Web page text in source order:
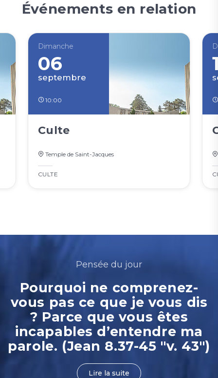
Événements en relation
Dimanche
06
septembre
10:00
Culte
Temple de Saint-Jacques
CULTE
Pensée du jour
Pourquoi ne comprenez-
vous pas ce que je vous dis
? Parce que vous êtes
incapables d’entendre ma
parole. (Jean 8.37-45 "v. 43")
Lire la suite